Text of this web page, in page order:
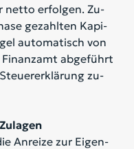
net­to er­fol­gen. Zu­
ge­zahl­ten Ka­pi­
au­to­ma­tisch von
ab­ge­führt
zu­
An­rei­ze zur Ei­gen­